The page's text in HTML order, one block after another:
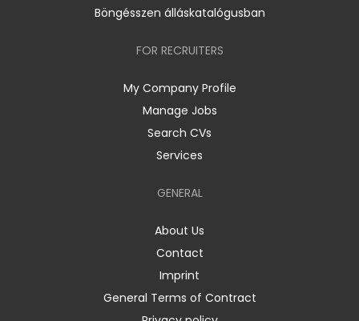
Böngésszen álláskatalógusban
FOR RECRUITERS
My Company Profile
Manage Jobs
Search CVs
Services
GENERAL
About Us
Contact
Imprint
General Terms of Contract